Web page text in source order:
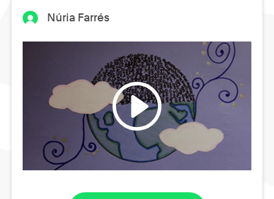
Núria Farrés